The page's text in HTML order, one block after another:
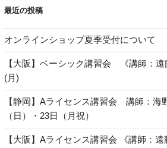
最近の投稿
オンラインショップ夏季受付について
【大阪】ベーシック講習会 《講師：遠
(月)
【静岡】Aライセンス講習会 講師：海
（日）・23日（月祝）
【大阪】Aライセンス講習会 《講師：